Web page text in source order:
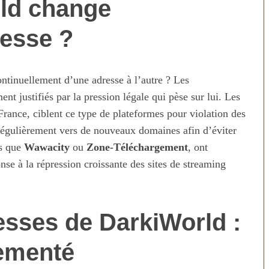
change
?
d’une adresse à l’autre ? Les
justifiés par la pression légale qui pèse sur lui. Les
ciblent ce type de plateformes pour violation des
vers de nouveaux domaines afin d’éviter
que Wawacity ou Zone-Téléchargement, ont
à la répression croissante des sites de streaming
de DarkiWorld :